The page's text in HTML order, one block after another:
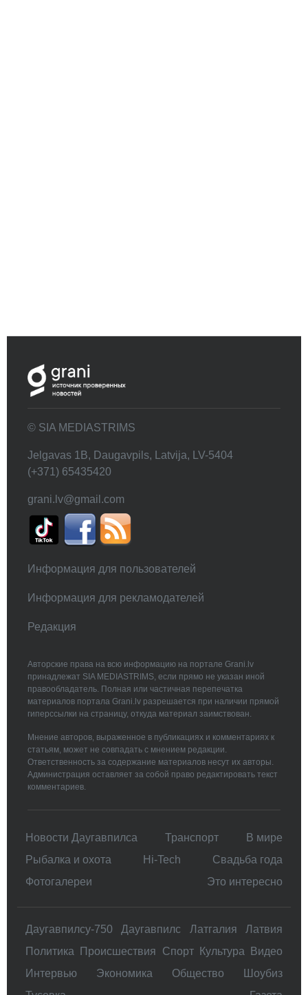
© SIA MEDIASTRIMS
Jelgavas 1B, Daugavpils, Latvija, LV-5404
(+371) 65435420
grani.lv@gmail.com
Информация для пользователей
Информация для рекламодателей
Редакция
Авторские права на всю информацию на портале Grani.lv
принадлежат SIA MEDIASTRIMS, если прямо не указан иной
правообладатель. Полная или частичная перепечатка
материалов портала Grani.lv разрешается при наличии прямой
гиперссылки на страницу, откуда материал заимствован.
Мнение авторов, выраженное в публикациях и комментариях к
статьям, может не совпадать с мнением редакции.
Ответственность за содержание материалов несут их авторы.
Администрация оставляет за собой право редактировать текст
комментариев.
Новости Даугавпилса Транспорт
В мире
Рыбалка и охота
Hi-Tech
Свадьбa года
Фотогалереи
Это интересно
Даугавпилсу-750 Даугавпилс Латгалия
Латвия
Политика
Происшествия Спорт Культура
Видео
Интервью
Экономика Общество
Шоубиз